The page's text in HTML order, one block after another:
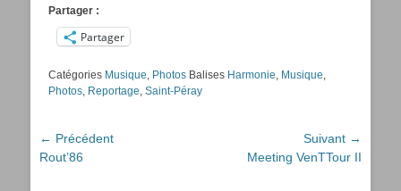
Partager :
Partager
Catégories Musique, Photos Balises Harmonie, Musique,
Photos, Reportage, Saint-Péray
Navigation
de
← Précédent
Article
Rout’86
Suivant →
Meeting VenTTour II